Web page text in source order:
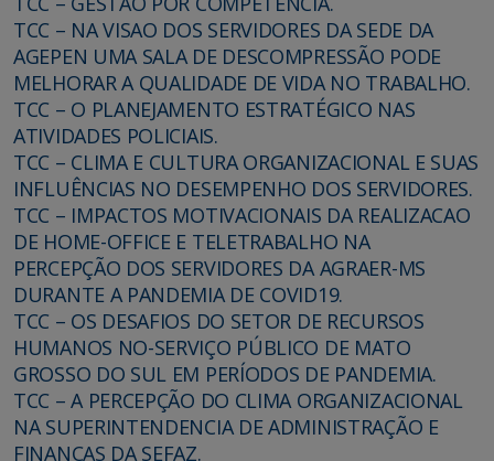
TCC – NA VISAO DOS SERVIDORES DA SEDE DA
AGEPEN UMA SALA DE DESCOMPRESSÃO PODE
MELHORAR A QUALIDADE DE VIDA NO TRABALHO.
TCC – O PLANEJAMENTO ESTRATÉGICO NAS
ATIVIDADES POLICIAIS.
TCC – CLIMA E CULTURA ORGANIZACIONAL E SUAS
INFLUÊNCIAS NO DESEMPENHO DOS SERVIDORES.
TCC – IMPACTOS MOTIVACIONAIS DA REALIZACAO
DE HOME-OFFICE E TELETRABALHO NA
PERCEPÇÃO DOS SERVIDORES DA AGRAER-MS
DURANTE A PANDEMIA DE COVID19.
TCC – OS DESAFIOS DO SETOR DE RECURSOS
HUMANOS NO-SERVIÇO PÚBLICO DE MATO
GROSSO DO SUL EM PERÍODOS DE PANDEMIA.
TCC – A PERCEPÇÃO DO CLIMA ORGANIZACIONAL
NA SUPERINTENDENCIA DE ADMINISTRAÇÃO E
FINANCAS DA SEFAZ.